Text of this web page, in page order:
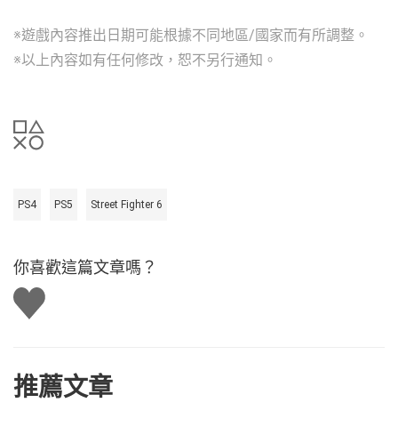
※遊戲內容推出日期可能根據不同地區/國家而有所調整。
※以上內容如有任何修改，恕不另行通知。
PS4 PS5 Street Fighter 6
你喜歡這篇文章嗎？
讚
推薦文章